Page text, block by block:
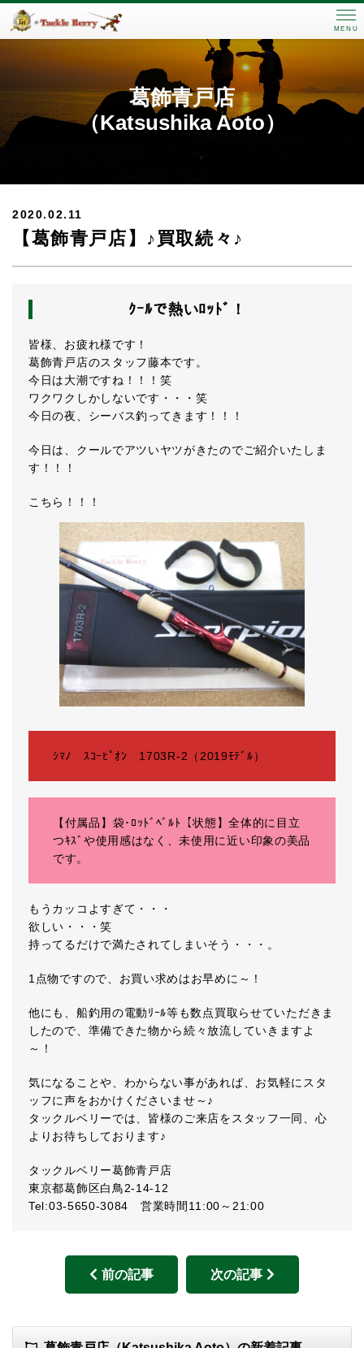
MENU
葛飾青戸店
（Katsushika Aoto）
2020.02.11
【葛飾青戸店】♪買取続々♪
ｸｰﾙで熱いﾛｯﾄﾞ！
皆様、お疲れ様です！
葛飾青戸店のスタッフ藤本です。
今日は大潮ですね！！！笑
ワクワクしかしないです・・・笑
今日の夜、シーバス釣ってきます！！！
今日は、クールでアツいヤツがきたのでご紹介いたしま
す！！！
こちら！！！
ｼﾏﾉ ｽｺｰﾋﾟｵﾝ 1703R-2（2019ﾓﾃﾞﾙ）
【付属品】袋･ﾛｯﾄﾞﾍﾞﾙﾄ【状態】全体的に目立
つｷｽﾞや使用感はなく、未使用に近い印象の美品
です。
もうカッコよすぎて・・・
欲しい・・・笑
持ってるだけで満たされてしまいそう・・・。
1点物ですので、お買い求めはお早めに～！
他にも、船釣用の電動ﾘｰﾙ等も数点買取らせていただきま
したので、準備できた物から続々放流していきますよ
～！
気になることや、わからない事があれば、お気軽にスタ
ッフに声をおかけくださいませ～♪
タックルベリーでは、皆様のご来店をスタッフ一同、心
よりお待ちしております♪
タックルベリー葛飾青戸店
東京都葛飾区白鳥2-14-12
Tel:03-5650-3084 営業時間11:00～21:00
前の記事 次の記事